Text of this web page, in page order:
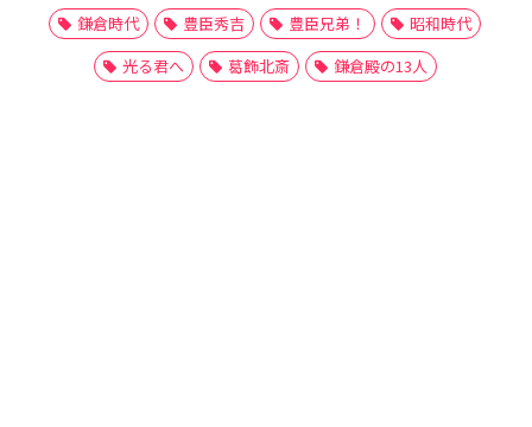
鎌倉時代
豊臣秀吉 豊臣兄弟！
昭和時代
光る君へ
葛飾北斎 鎌倉殿の13人